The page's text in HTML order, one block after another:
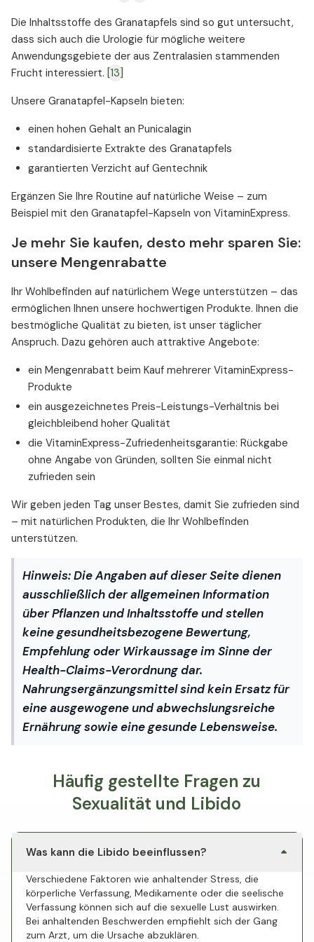
Die Inhaltsstoffe des Granatapfels sind so gut untersucht,
dass sich auch die Urologie für mögliche weitere
Anwendungsgebiete der aus Zentralasien stammenden
Frucht interessiert. [13]
Unsere Granatapfel-Kapseln bieten:
einen hohen Gehalt an Punicalagin
standardisierte Extrakte des Granatapfels
garantierten Verzicht auf Gentechnik
Ergänzen Sie Ihre Routine auf natürliche Weise – zum
Beispiel mit den Granatapfel-Kapseln von VitaminExpress.
Je mehr Sie kaufen, desto mehr sparen Sie:
unsere Mengenrabatte
Ihr Wohlbefinden auf natürlichem Wege unterstützen – das
ermöglichen Ihnen unsere hochwertigen Produkte. Ihnen die
bestmögliche Qualität zu bieten, ist unser täglicher
Anspruch. Dazu gehören auch attraktive Angebote:
ein Mengenrabatt beim Kauf mehrerer VitaminExpress-
Produkte
ein ausgezeichnetes Preis-Leistungs-Verhältnis bei
gleichbleibend hoher Qualität
die VitaminExpress-Zufriedenheitsgarantie: Rückgabe
ohne Angabe von Gründen, sollten Sie einmal nicht
zufrieden sein
Wir geben jeden Tag unser Bestes, damit Sie zufrieden sind
– mit natürlichen Produkten, die Ihr Wohlbefinden
unterstützen.
Hinweis:Die Angaben auf dieser Seite dienen
ausschließlich der allgemeinen Information
über Pflanzen und Inhaltsstoffe und stellen
keine gesundheitsbezogene Bewertung,
Empfehlung oder Wirkaussage im Sinne der
Health-Claims-Verordnung dar.
Nahrungsergänzungsmittel sind kein Ersatz für
eine ausgewogene und abwechslungsreiche
Ernährung sowie eine gesunde Lebensweise.
Häufig gestellte Fragen zu
Sexualität und Libido
Was kann die Libido beeinflussen?
Verschiedene Faktoren wie anhaltender Stress, die
körperliche Verfassung, Medikamente oder die seelische
Verfassung können sich auf die sexuelle Lust auswirken.
Bei anhaltenden Beschwerden empfiehlt sich der Gang
zum Arzt, um die Ursache abzuklären.